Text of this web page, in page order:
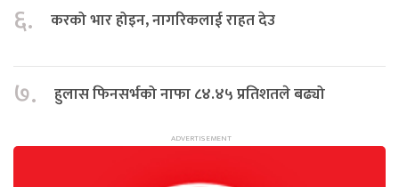
६. करको भार होइन, नागरिकलाई राहत देउ
७. हुलास फिनसर्भको नाफा ८४.४५ प्रतिशतले बढ्यो